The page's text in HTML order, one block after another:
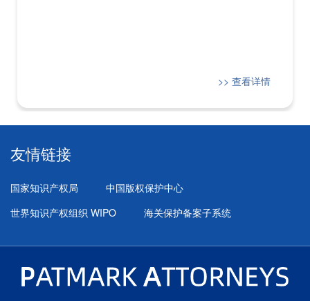
>> 查看详情
友情链接
国家知识产权局
中国版权保护中心
世界知识产权组织 WIPO
海关保护备案子系统